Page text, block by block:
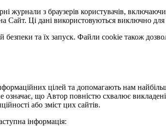
журнали з браузерів користувачів,
на Сайт. Ці дані використовуються виключно
та їх запуск. Файли cookie також
цілей та допомагають нам
що Автор повністю схвалює викладені
або зміст цих сайтів.
інформація: